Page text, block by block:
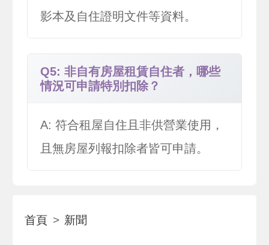
影本及自住證明文件等資料。
Q5: 非自有房屋租賃自住者，哪些
情況可申請特別扣除？
A: 符合租屋自住且非供營業使用，
且無房屋列報扣除者皆可申請。
首頁 新聞